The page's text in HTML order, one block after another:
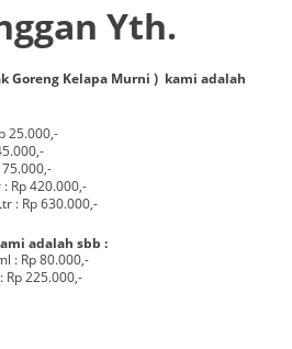
Yth.
Goreng Kelapa Murni ) kami adalah
25.000,-
Rp 420.000,-
: Rp 630.000,-
adalah sbb :
: Rp 80.000,-
Rp 225.000,-